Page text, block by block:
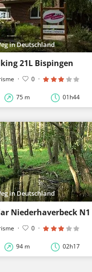
in Deutschland
21L Bispingen
· 0 ·
75 m 01h44
in Deutschland
Niederhaverbeck N1
· 0 ·
94 m 02h17